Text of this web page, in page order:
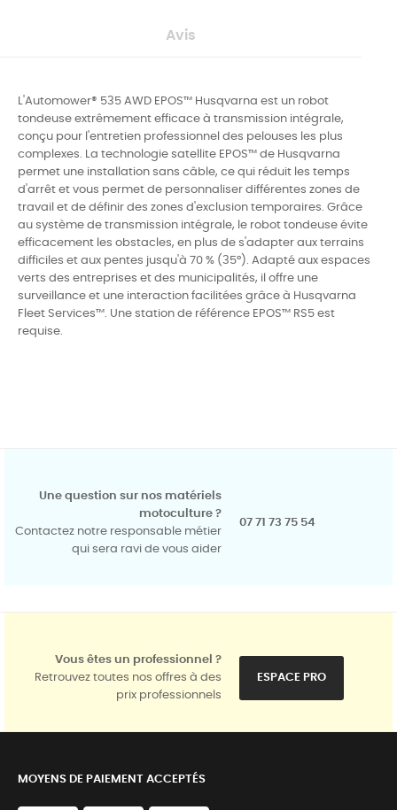
Avis
L'Automower® 535 AWD EPOS™ Husqvarna est un robot
tondeuse extrêmement efficace à transmission intégrale,
conçu pour l'entretien professionnel des pelouses les plus
complexes. La technologie satellite EPOS™ de Husqvarna
permet une installation sans câble, ce qui réduit les temps
d'arrêt et vous permet de personnaliser différentes zones de
travail et de définir des zones d'exclusion temporaires. Grâce
au système de transmission intégrale, le robot tondeuse évite
efficacement les obstacles, en plus de s'adapter aux terrains
difficiles et aux pentes jusqu'à 70 % (35°). Adapté aux espaces
verts des entreprises et des municipalités, il offre une
surveillance et une interaction facilitées grâce à Husqvarna
Fleet Services™. Une station de référence EPOS™ RS5 est
requise.
Une question sur nos matériels
motoculture ?
Contactez notre responsable métier
qui sera ravi de vous aider
07 71 73 75 54
Vous êtes un professionnel ?
Retrouvez toutes nos offres à des
prix professionnels
ESPACE PRO
MOYENS DE PAIEMENT ACCEPTÉS